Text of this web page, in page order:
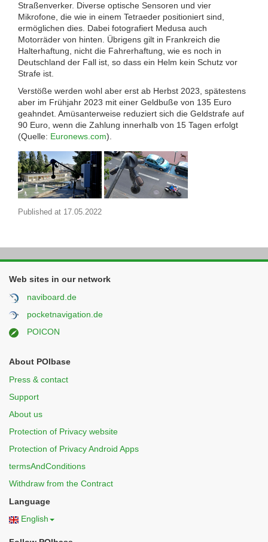
Straßenverker. Diverse optische Sensoren und vier
Mikrofone, die wie in einem Tetraeder positioniert sind,
ermöglichen dies. Dabei fotografiert Medusa auch
Motorräder von hinten. Übrigens gilt in Frankreich die
Halterhaftung, nicht die Fahrerhaftung, wie es noch in
Deutschland der Fall ist, so dass ein Helm kein Schutz vor
Strafe ist.
Verstöße werden wohl aber erst ab Herbst 2023, spätestens
aber im Frühjahr 2023 mit einer Geldbuße von 135 Euro
geahndet. Amüsanterweise reduziert sich die Geldstrafe auf
90 Euro, wenn die Zahlung innerhalb von 15 Tagen erfolgt
(Quelle: Euronews.com).
Published at 17.05.2022
Web sites in our network
naviboard.de
pocketnavigation.de
POICON
About POIbase
Press & contact
Support
About us
Protection of Privacy website
Protection of Privacy Android Apps
termsAndConditions
Withdraw from the Contract
Language
English